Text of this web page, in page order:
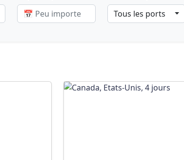
Tous les ports